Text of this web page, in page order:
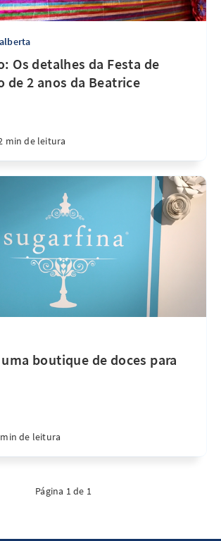
Os detalhes da Festa de
de 2 anos da Beatrice
min de leitura
boutique de doces para
de leitura
Página 1 de 1